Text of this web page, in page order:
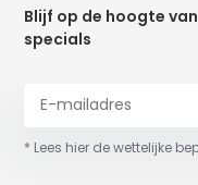
Blijf op de hoogte
specials
* Lees hier de wettelijke